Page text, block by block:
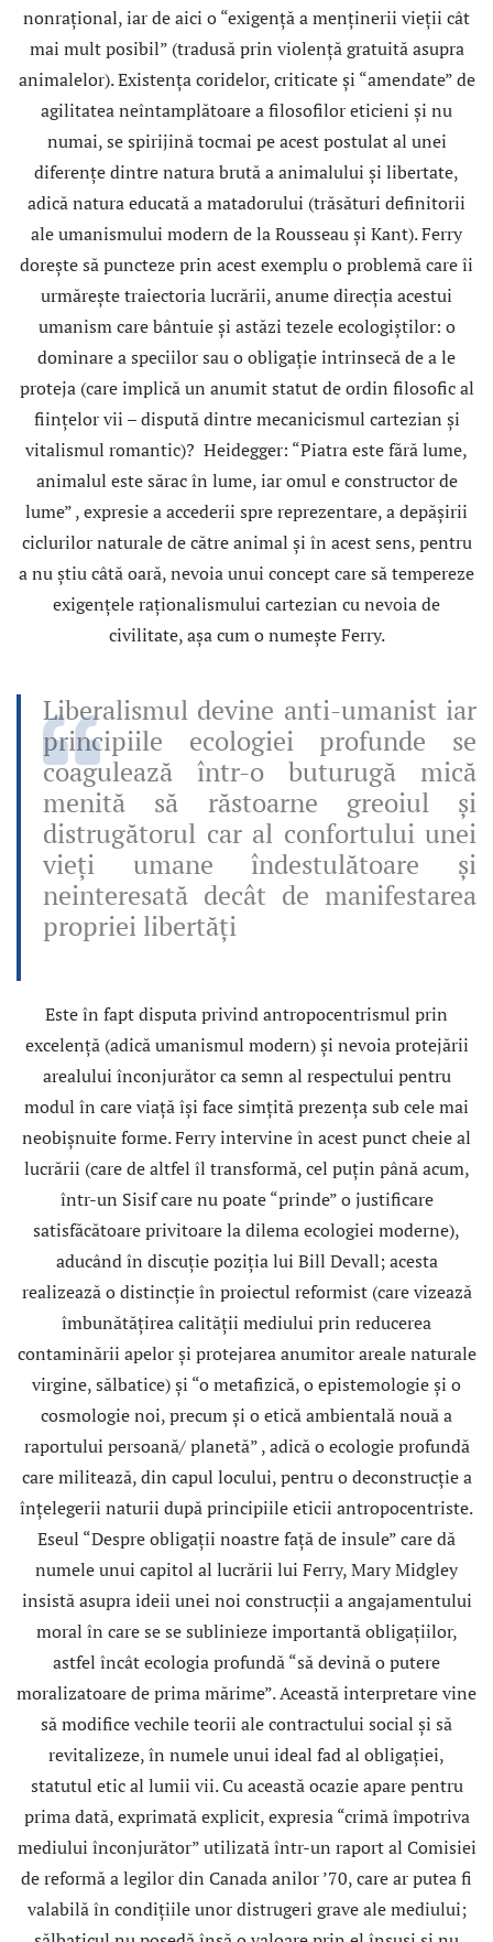
nonrațional, iar de aici o “exigenţă a menţinerii vieţii cât
mai mult posibil” (tradusă prin violenţă gratuită asupra
animalelor). Existenţa coridelor, criticate şi “amendate” de
agilitatea neîntamplătoare a filosofilor eticieni şi nu
numai, se spirijină tocmai pe acest postulat al unei
diferenţe dintre natura brută a animalului şi libertate,
adică natura educată a matadorului (trăsături definitorii
ale umanismului modern de la Rousseau şi Kant). Ferry
doreşte să puncteze prin acest exemplu o problemă care îi
urmăreşte traiectoria lucrării, anume direcţia acestui
umanism care bântuie şi astăzi tezele ecologiştilor: o
dominare a speciilor sau o obligaţie intrinsecă de a le
proteja (care implică un anumit statut de ordin filosofic al
fiinţelor vii – dispută dintre mecanicismul cartezian şi
vitalismul romantic)? Heidegger: “Piatra este fără lume,
animalul este sărac în lume, iar omul e constructor de
lume” , expresie a accederii spre reprezentare, a depăşirii
ciclurilor naturale de către animal şi în acest sens, pentru
a nu ştiu câtă oară, nevoia unui concept care să tempereze
exigenţele raţionalismului cartezian cu nevoia de
civilitate, aşa cum o numeşte Ferry.
Liberalismul devine anti-umanist iar
principiile ecologiei profunde se
coagulează într-o buturugă mică
menită să răstoarne greoiul şi
distrugătorul car al confortului unei
vieţi umane îndestulătoare şi
neinteresată decât de manifestarea
propriei libertăţi
Este în fapt disputa privind antropocentrismul prin
excelenţă (adică umanismul modern) şi nevoia protejării
arealului înconjurător ca semn al respectului pentru
modul în care viaţă își face simțită prezența sub cele mai
neobişnuite forme. Ferry intervine în acest punct cheie al
lucrării (care de altfel îl transformă, cel puţin până acum,
într-un Sisif care nu poate “prinde” o justificare
satisfăcătoare privitoare la dilema ecologiei moderne),
aducând în discuţie poziţia lui Bill Devall; acesta
realizează o distincţie în proiectul reformist (care vizează
îmbunătăţirea calităţii mediului prin reducerea
contaminării apelor şi protejarea anumitor areale naturale
virgine, sălbatice) şi “o metafizică, o epistemologie şi o
cosmologie noi, precum şi o etică ambientală nouă a
raportului persoană/ planetă” , adică o ecologie profundă
care militează, din capul locului, pentru o deconstrucţie a
înţelegerii naturii după principiile eticii antropocentriste.
Eseul “Despre obligaţii noastre faţă de insule” care dă
numele unui capitol al lucrării lui Ferry, Mary Midgley
insistă asupra ideii unei noi construcţii a angajamentului
moral în care se se sublinieze importantă obligaţiilor,
astfel încât ecologia profundă “să devină o putere
moralizatoare de prima mărime”. Această interpretare vine
să modifice vechile teorii ale contractului social şi să
revitalizeze, în numele unui ideal fad al obligaţiei,
statutul etic al lumii vii. Cu această ocazie apare pentru
prima dată, exprimată explicit, expresia “crimă împotriva
mediului înconjurător” utilizată într-un raport al Comisiei
de reformă a legilor din Canada anilor ’70, care ar putea fi
valabilă în condiţiile unor distrugeri grave ale mediului;